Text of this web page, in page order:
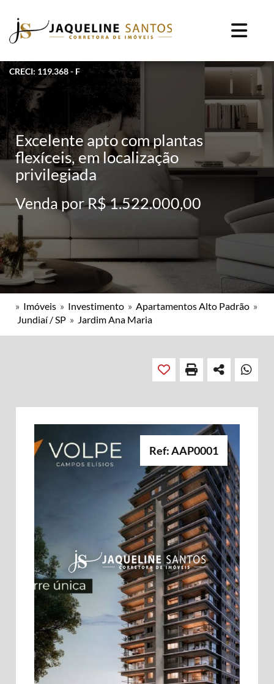
CRECI: 119.368 - F
Excelente apto com plantas
flexíceis, em localização
privilegiada
Venda por R$ 1.522.000,00
» Imóveis » Investimento » Apartamentos Alto Padrão »
Jundiaí / SP » Jardim Ana Maria
Ref: AAP0001